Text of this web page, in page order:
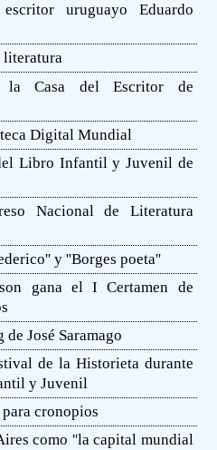
uruguayo Eduardo
literatura
la Casa del Escritor de
Digital Mundial
Libro Infantil y Juvenil de
Nacional de Literatura
y ''Borges poeta''
gana el I Certamen de
José Saramago
de la Historieta durante
y Juvenil
cronopios
como ''la capital mundial